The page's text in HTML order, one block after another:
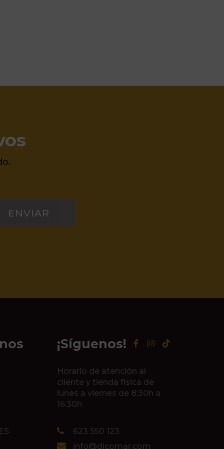
ENVIAR
¡Síguenos!
Horario de atención al
cliente y tienda física de
lunes a viernes de 8:30h a
16:30h
623 550 123
info@dicomar.com